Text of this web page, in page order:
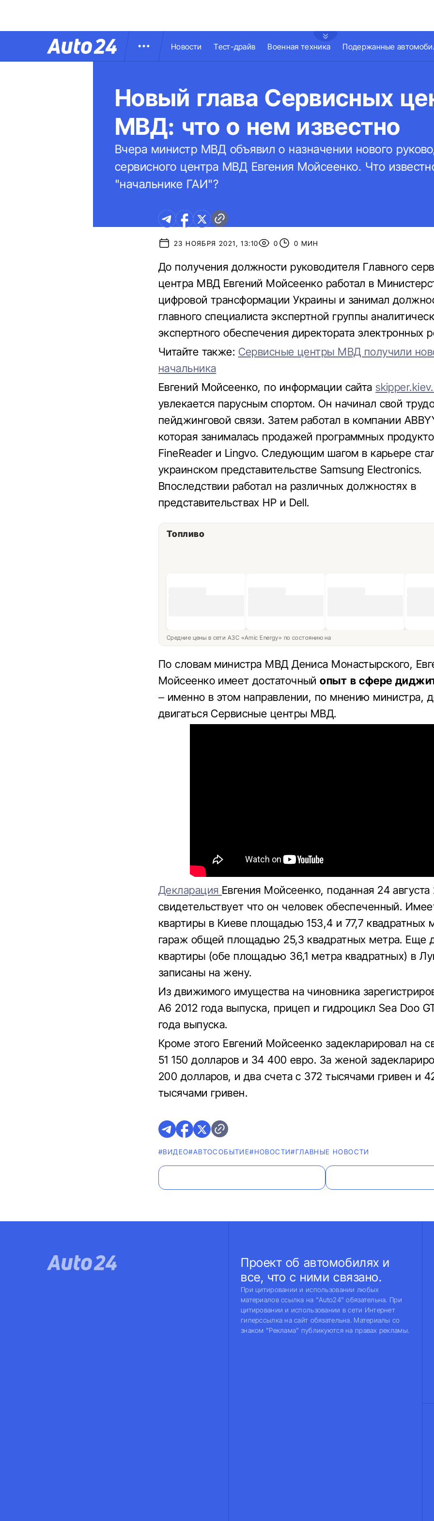
Новости Тест-драйв Военная техника Подержанные
Новый глава Cервисных
МВД: что о нем известно
Вчера министр МВД объявил о назначении нового
сервисного центра МВД Евгения Мойсеенко. Что
"начальнике ГАИ"?
23 НОЯБРЯ 2021, 13:10 0 0 МИН
До получения должности руководителя Главного
центра МВД Евгений Мойсеенко работал в
цифровой трансформации Украины и занимал
главного специалиста экспертной группы
экспертного обеспечения директората электронных
Читайте также: Сервисные центры МВД получили
начальника
Евгений Мойсеенко, по информации сайта
увлекается парусным спортом. Он начинал свой
пейджинговой связи. Затем работал в компании
которая занималась продажей программных
FineReader и Lingvo. Следующим шагом в карьере
украинском представительстве Samsung Electronics.
Впоследствии работал на различных должностях в
представительствах HP и Dell.
Топливо
Средние цены в сети АЗС «Amic Energy» по состоянию на
По словам министра МВД Дениса Монастырского,
Мойсеенко имеет достаточныйопыт в сфере
– именно в этом направлении, по мнению министра,
двигаться Сервисные центры МВД.
Декларация Евгения Мойсеенко, поданная 24 августа
свидетельствует что он человек обеспеченный.
квартиры в Киеве площадью 153,4 и 77,7 квадратных
гараж общей площадью 25,3 квадратных метра. Еще
квартиры (обе площадью 36,1 метра квадратных) в
записаны на жену.
Из движимого имущества на чиновника
A6 2012 года выпуска, прицеп и гидроцикл Sea Doo
года выпуска.
Кроме этого Евгений Мойсеенко задекларировал на
51 150 долларов и 34 400 евро. За женой
200 долларов, и два счета с 372 тысячами гривен и
тысячами гривен.
#ВИДЕО#АВТОСОБЫТИЕ#НОВОСТИ#ГЛАВНЫЕ НОВОСТИ
Проект об автомобилях и
все, что с ними связано.
При цитировании и использовании любых
материалов ссылка на "Auto24" обязательна. При
цитировании и использовании в сети Интернет
гиперссылка на сайт обязательна. Материалы со
знаком "Реклама" публикуются на правах рекламы.